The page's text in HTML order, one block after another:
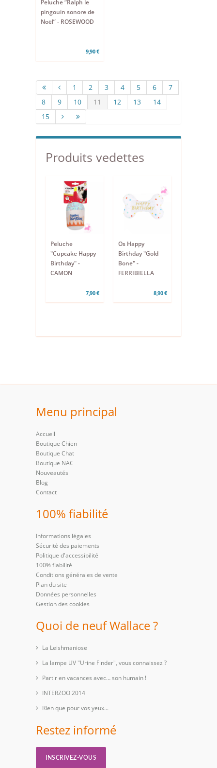
Peluche “Ralph le
pingouin sonore de
Noël” - ROSEWOOD
9,90 €
1 2 3 4 5 6
7
8
9 10 11 12 13
14
15
Produits vedettes
Peluche
"Cupcake Happy
Birthday" -
CAMON
7,90 €
Os Happy
Birthday "Gold
Bone" -
FERRIBIELLA
8,90 €
Menu principal
Accueil
Boutique Chien
Boutique Chat
Boutique NAC
Nouveautés
Blog
Contact
100% fiabilité
Informations légales
Sécurité des paiements
Politique d'accessibilité
100% fiabilité
Conditions générales de vente
Plan du site
Données personnelles
Gestion des cookies
Quoi de neuf Wallace ?
La Leishmaniose
La lampe UV "Urine Finder", vous connaissez ?
Partir en vacances avec… son humain !
INTERZOO 2014
Rien que pour vos yeux...
Restez informé
INSCRIVEZ-VOUS